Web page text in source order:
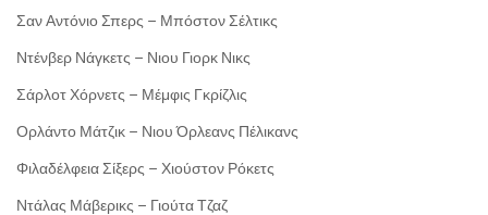
Σαν Αντόνιο Σπερς – Μπόστον Σέλτικς
Ντένβερ Νάγκετς – Νιου Γιορκ Νικς
Σάρλοτ Χόρνετς – Μέμφις Γκρίζλις
Ορλάντο Μάτζικ – Νιου Όρλεανς Πέλικανς
Φιλαδέλφεια Σίξερς – Χιούστον Ρόκετς
Ντάλας Μάβερικς – Γιούτα Τζαζ